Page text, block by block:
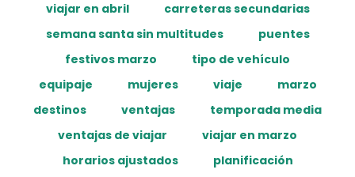
viajar en abril
carreteras secundarias
semana santa sin multitudes
puentes
festivos marzo
tipo de vehículo
equipaje
mujeres viaje
marzo
destinos
ventajas
temporada media
ventajas de viajar
viajar en marzo
horarios ajustados
planificación